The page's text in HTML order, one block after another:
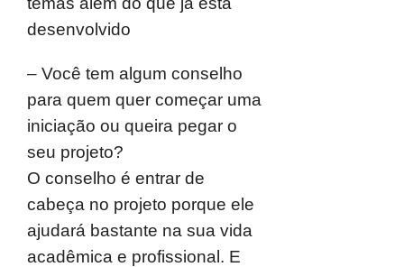
desenvolvido
– Você tem algum conselho
para quem quer começar uma
iniciação ou queira pegar o
seu projeto?
O conselho é entrar de
cabeça no projeto porque ele
ajudará bastante na sua vida
acadêmica e profissional. E